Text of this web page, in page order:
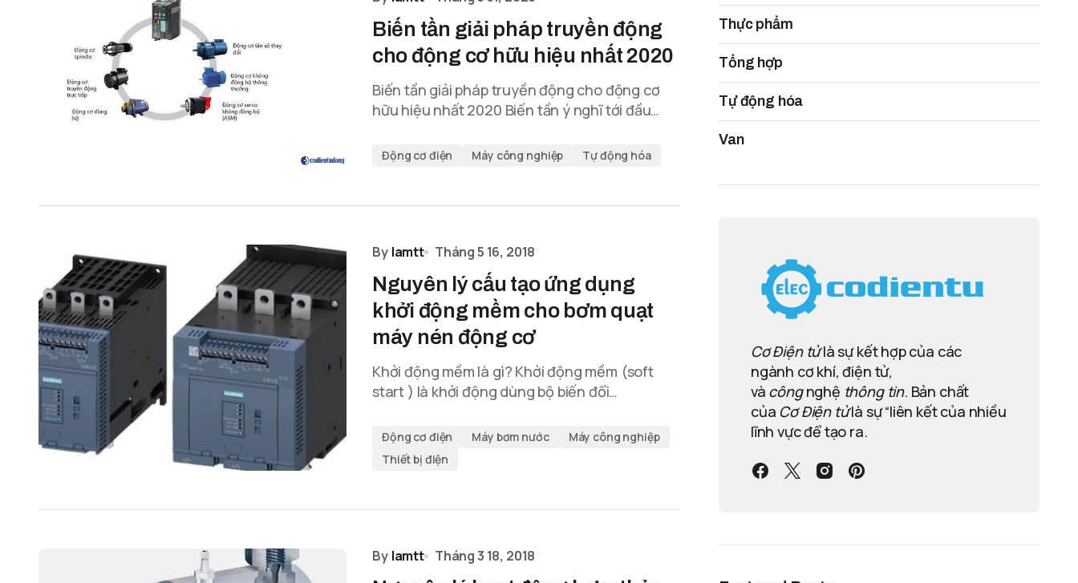
Biến tần giải pháp truyền động
cho động cơ hữu hiệu nhất 2020
Biến tần giải pháp truyền động cho động cơ
hữu hiệu nhất 2020 Biến tần ý nghĩ tới đầu…
Động cơ điện Máy công nghiệp Tự động hóa
By lamtt Tháng 5 16, 2018
Nguyên lý cấu tạo ứng dụng
khởi động mềm cho bơm quạt
máy nén động cơ
Khởi động mềm là gì? Khởi động mềm (soft
start ) là khởi động dùng bộ biến đổi…
Động cơ điện Máy bơm nước
Máy công nghiệp
Thiết bị điện
By lamtt Tháng 3 18, 2018
Thực phẩm
Tổng hợp
Tự động hóa
Van
Cơ Điện tửlà sự kết hợp của các
ngành cơ khí, điện tử,
và côngnghệ thông tin. Bản chất
của Cơ Điện tửlà sự “liên kết của nhiều
lĩnh vực để tạo ra.